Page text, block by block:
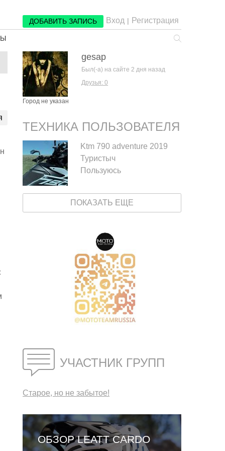
ДОБАВИТЬ ЗАПИСЬ Вход | Регистрация
Город не указан
gesap
Был(-а) на сайте 2 дня назад
Друзья: 0
ТЕХНИКА ПОЛЬЗОВАТЕЛЯ
Ktm 790 adventure 2019
Туристыч
Пользуюсь
ПОКАЗАТЬ ЕЩЕ
УЧАСТНИК ГРУПП
Старое, но не забытое!
ОБЗОР LEATT CARDO